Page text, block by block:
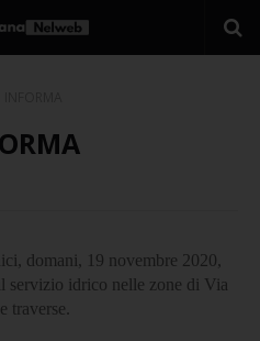
domani, 19 novembre 2020,
servizio idrico nelle zone di Via
traverse.